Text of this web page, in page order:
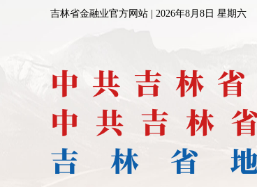
吉林省金融业官方网站 | 2026年8月8日 星期六